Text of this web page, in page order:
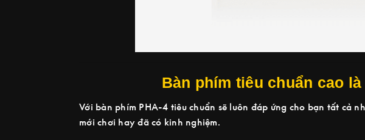
Bàn phím tiêu chuẩn cao
Với bàn phím PHA-4 tiêu chuẩn sẽ luôn đáp ứng cho bạn tất cả
mới chơi hay đã có kinh nghiệm.